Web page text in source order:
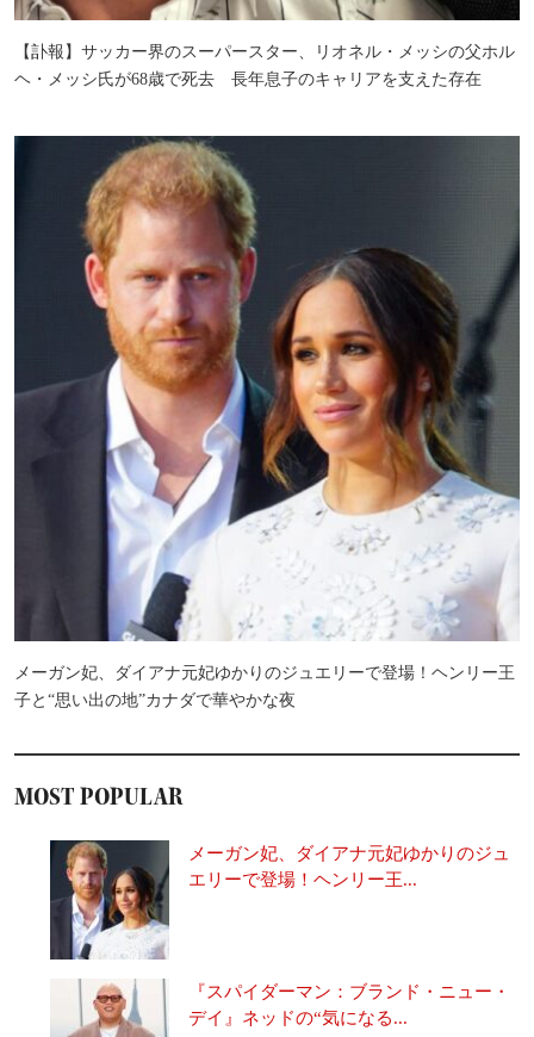
【訃報】サッカー界のスーパースター、リオネル・メッシの父ホル
ヘ・メッシ氏が68歳で死去 長年息子のキャリアを支えた存在
メーガン妃、ダイアナ元妃ゆかりのジュエリーで登場！ヘンリー王
子と“思い出の地”カナダで華やかな夜
MOST POPULAR
メーガン妃、ダイアナ元妃ゆかりのジュ
エリーで登場！ヘンリー王...
『スパイダーマン：ブランド・ニュー・
デイ』ネッドの“気になる...